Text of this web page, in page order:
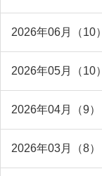
2026年06月（10）
2026年05月（10）
2026年04月（9）
2026年03月（8）